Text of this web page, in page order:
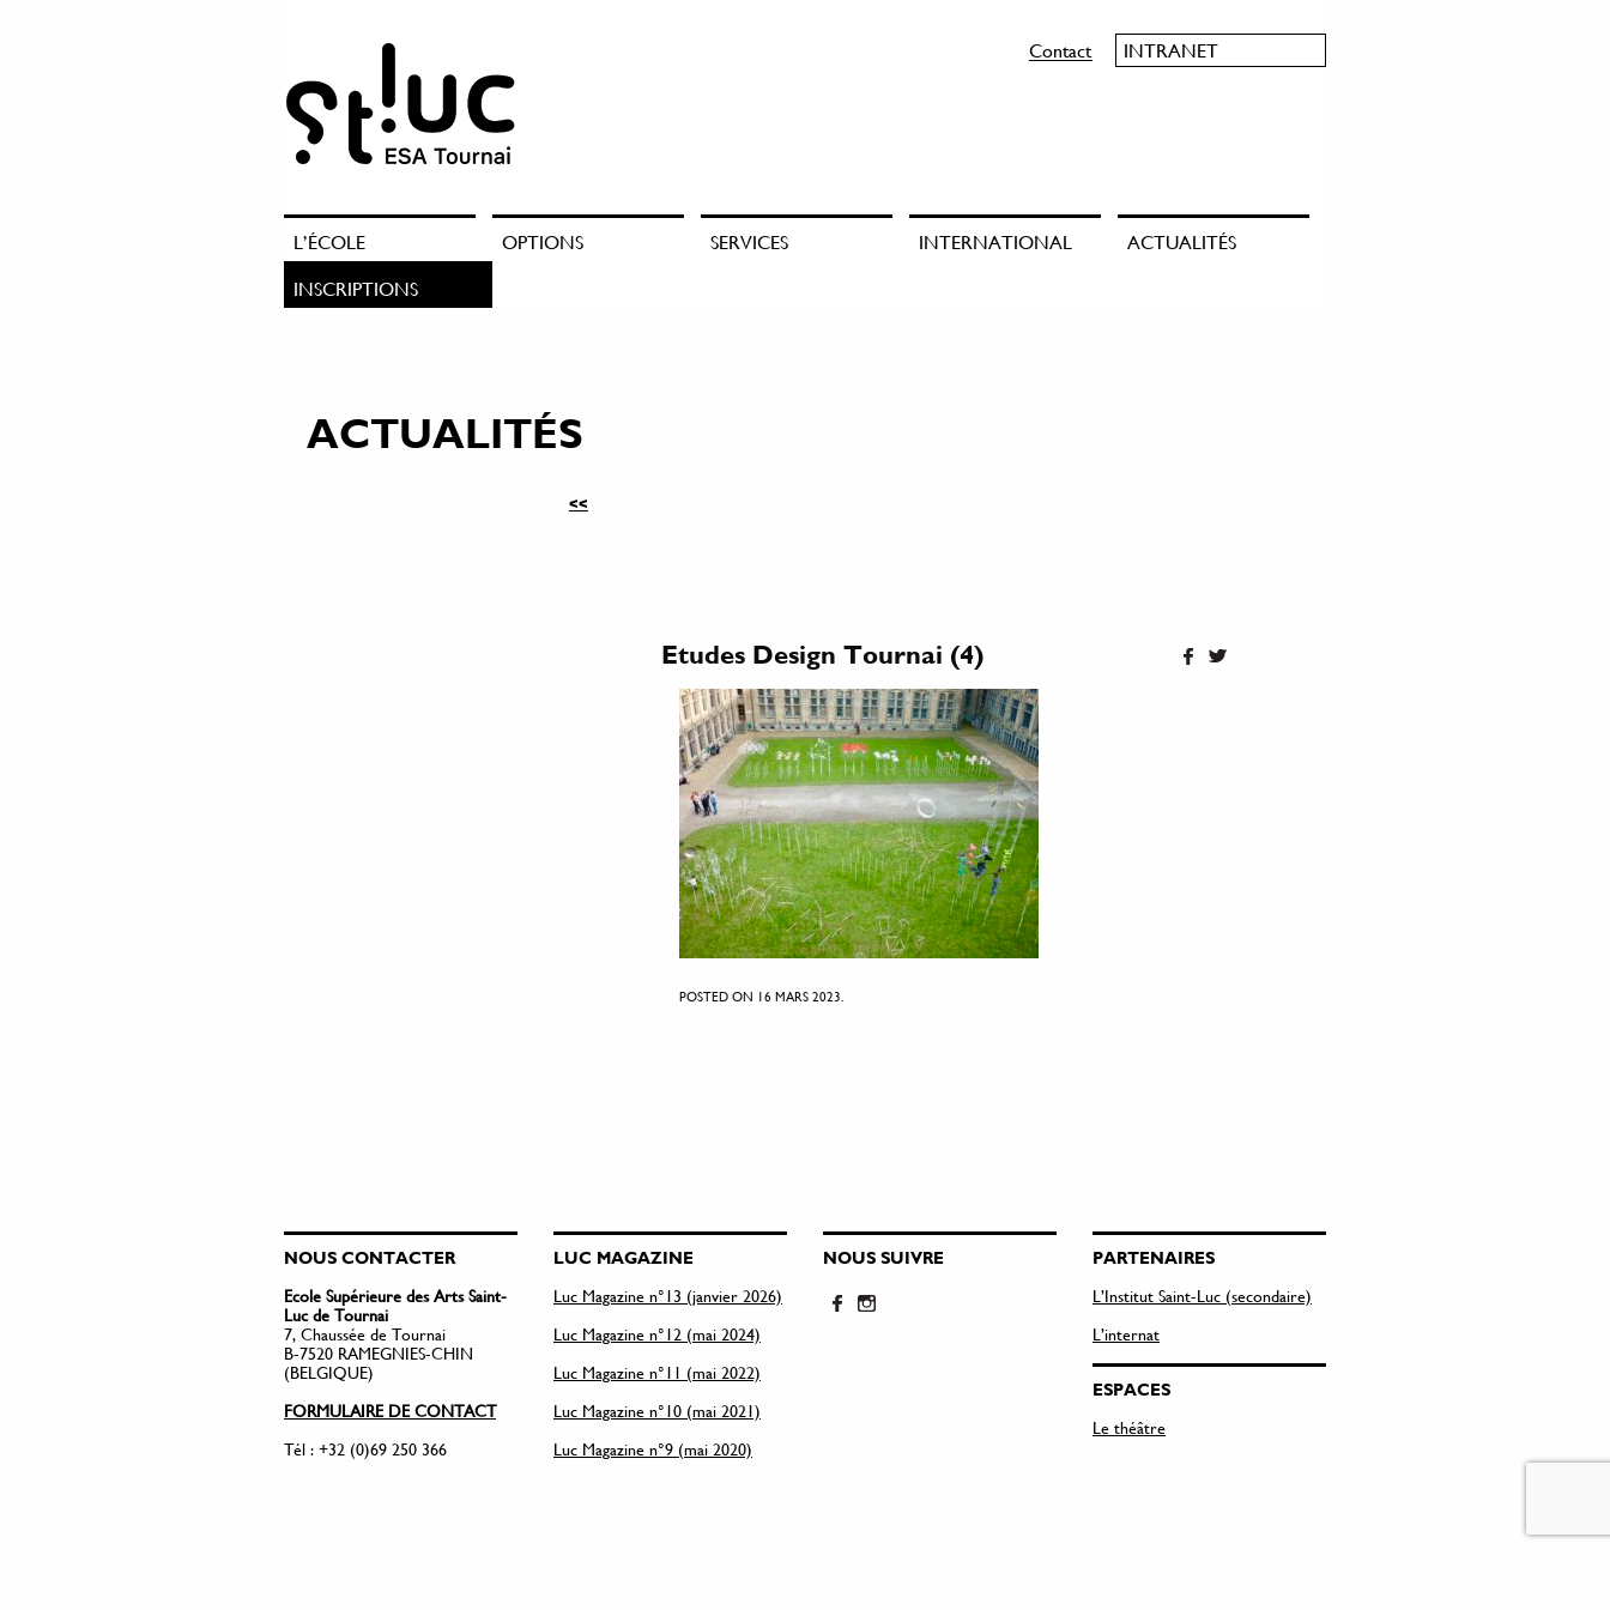
Contact INTRANET
L’ÉCOLE OPTIONS SERVICES INTERNATIONAL
ACTUALITÉS
INSCRIPTIONS
ACTUALITÉS
<<
Etudes Design Tournai (4)
POSTED ON 16 MARS 2023.
NOUS CONTACTER
Ecole Supérieure des Arts Saint-
Luc de Tournai
7, Chaussée de Tournai
B-7520 RAMEGNIES-CHIN
(BELGIQUE)
FORMULAIRE DE CONTACT
Tél : +32 (0)69 250 366
LUC MAGAZINE
Luc Magazine n°13 (janvier 2026)
Luc Magazine n°12 (mai 2024)
Luc Magazine n°11 (mai 2022)
Luc Magazine n°10 (mai 2021)
Luc Magazine n°9 (mai 2020)
NOUS SUIVRE
PARTENAIRES
L’Institut Saint-Luc (secondaire)
L’internat
ESPACES
Le théâtre